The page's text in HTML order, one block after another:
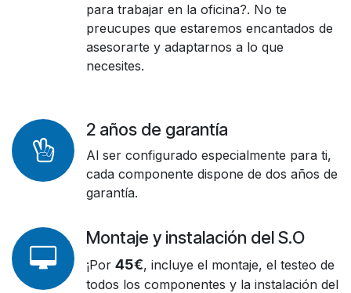
para trabajar en la oficina?. No te
preucupes que estaremos encantados de
asesorarte y adaptarnos a lo que
necesites.
2 años de garantía
Al ser configurado especialmente para ti,
cada componente dispone de dos años de
garantía.
Montaje y instalación del S.O
¡Por 45€, incluye el montaje, el testeo de
todos los componentes y la instalación del